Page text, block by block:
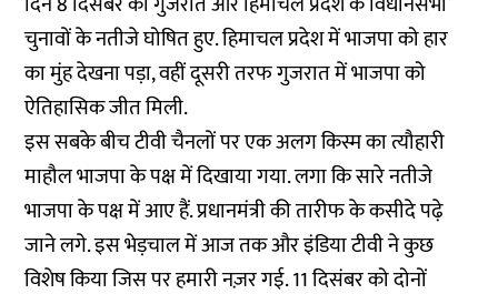
चुनावों के नतीजे घोषित हुए. हिमाचल प्रदेश में भाजपा को हार
का मुंह देखना पड़ा, वहीं दूसरी तरफ गुजरात में भाजपा को
ऐतिहासिक जीत मिली.
इस सबके बीच टीवी चैनलों पर एक अलग किस्म का त्यौहारी
माहौल भाजपा के पक्ष में दिखाया गया. लगा कि सारे नतीजे
भाजपा के पक्ष में आए हैं. प्रधानमंत्री की तारीफ के कसीदे पढ़े
जाने लगे. इस भेड़चाल में आज तक और इंडिया टीवी ने कुछ
विशेष किया जिस पर हमारी नज़र गई. 11 दिसंबर को दोनों